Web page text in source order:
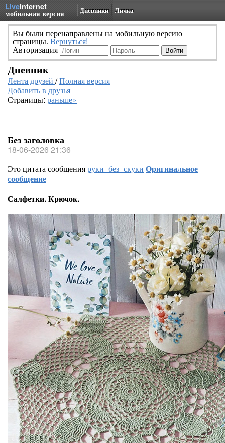
LiveInternet
мобильная версия Дневники Личка
Вы были перенаправлены на мобильную версию
страницы. Вернуться!
Авторизация
Дневник
Лента друзей /Полная версия
Добавить в друзья
Страницы: раньше»
Без заголовка
18-06-2026 21:36
Это цитата сообщенияруки_без_скуки Оригинальное
сообщение
Салфетки. Крючок.